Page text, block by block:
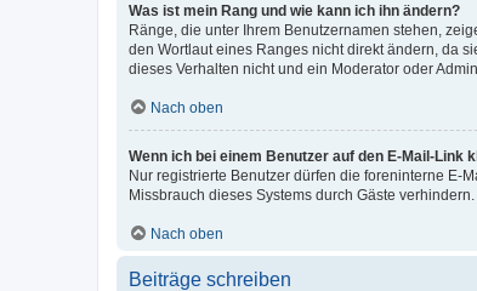
Was ist mein Rang und wie kann ich ihn ändern?
Ränge, die unter Ihrem Benutzernamen stehen,
den Wortlaut eines Ranges nicht direkt ändern, da
dieses Verhalten nicht und ein Moderator oder
Nach oben
Wenn ich bei einem Benutzer auf den E-Mail-
Nur registrierte Benutzer dürfen die foreninterne E-
Missbrauch dieses Systems durch Gäste verhindern.
Nach oben
Beiträge schreiben